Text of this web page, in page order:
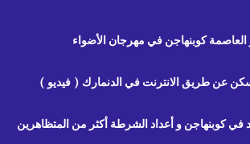
كوبنهاجن في مهرجان الأضواء
عن طريق الانترنت في الدنمارك ( فيديو )
كوبنهاجن و أعداد الشرطة أكثر من المتظاهرين